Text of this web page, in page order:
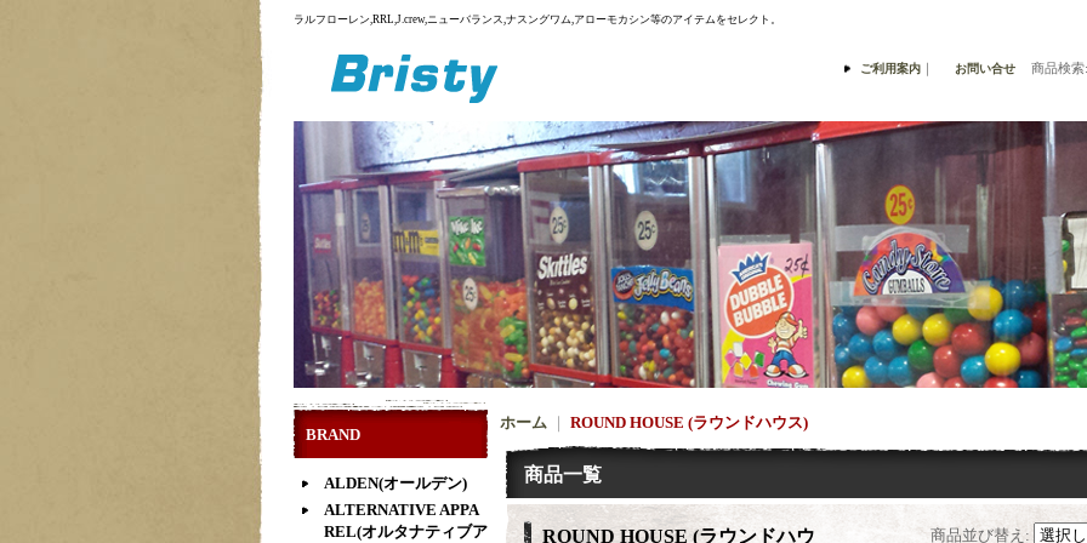
ラルフローレン,RRL,J.crew,ニューバランス,ナスングワム,アローモカシン等のアイテムをセレクト。
ご利用案内 ｜ お問い合せ 商品検索:
BRAND
ALDEN(オールデン)
ALTERNATIVE APPA
REL(オルタナティブア
ホーム ROUND HOUSE (ラウンドハウス)
商品一覧
ROUND HOUSE (ラウンドハウ 商品並び替え :